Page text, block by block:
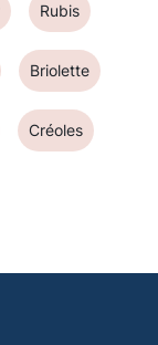
Rubis
Briolette
Créoles